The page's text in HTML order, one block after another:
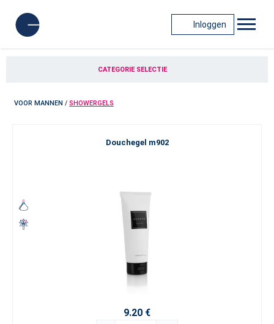
Inloggen
CATEGORIE SELECTIE
VOOR MANNEN / SHOWERGELS
Douchegel m902
9.20 €